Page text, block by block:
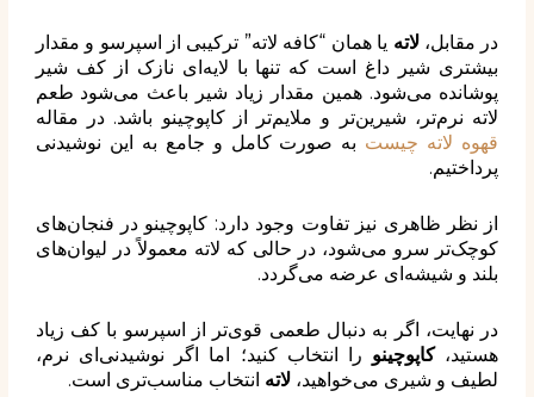
در مقابل،لاتهیا همان “کافه لاته” ترکیبی از اسپرسو و مقدار
بیشتری شیر داغ است که تنها با لایه‌ای نازک از کف شیر
پوشانده می‌شود. همین مقدار زیاد شیر باعث می‌شود طعم
لاته نرم‌تر، شیرین‌تر و ملایم‌تر از کاپوچینو باشد. در مقاله
قهوه لاته چیستبه صورت کامل و جامع به این نوشیدنی
پرداختیم.
از نظر ظاهری نیز تفاوت وجود دارد: کاپوچینو در فنجان‌های
کوچک‌تر سرو می‌شود، در حالی که لاته معمولاً در لیوان‌های
بلند و شیشه‌ای عرضه می‌گردد.
در نهایت، اگر به دنبال طعمی قوی‌تر از اسپرسو با کف زیاد
هستید،کاپوچینورا انتخاب کنید؛ اما اگر نوشیدنی‌ای نرم،
لطیف و شیری می‌خواهید،لاتهانتخاب مناسب‌تری است.